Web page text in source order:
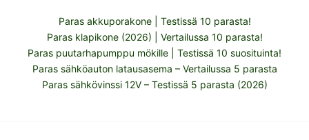
Paras akkuporakone | Testissä 10 parasta!
Paras klapikone (2026) | Vertailussa 10 parasta!
Paras puutarhapumppu mökille | Testissä 10 suosituinta!
Paras sähköauton latausasema – Vertailussa 5 parasta
Paras sähkövinssi 12V – Testissä 5 parasta (2026)